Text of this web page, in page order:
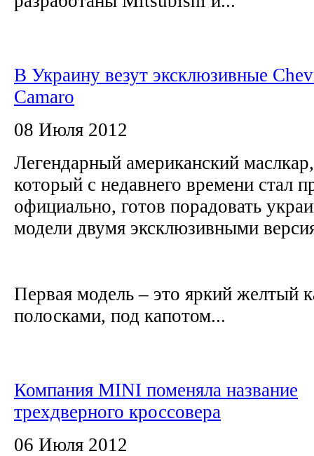
В Украину везут эксклюзивные
Camaro
08 Июля 2012
Легендарный американский
который с недавнего времени стал
официально, готов порадовать
модели двумя эксклюзивными
Первая модель – это яркий желтый
полосками, под капотом...
Компания MINI поменяла название
трехдверного кроссовера
06 Июля 2012